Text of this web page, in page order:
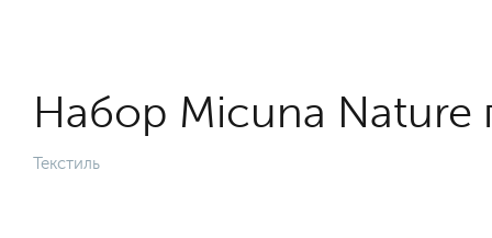
Текстиль
Набор Micuna Nature